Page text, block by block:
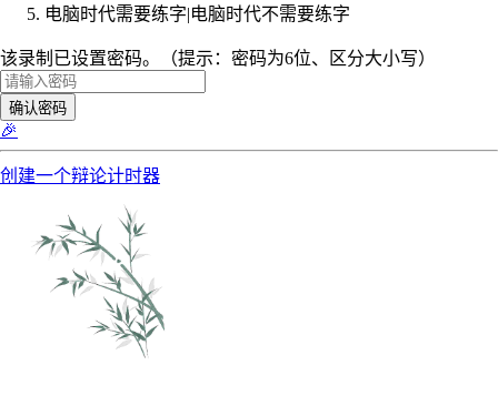
电脑时代需要练字|电脑时代不需要练字
该录制已设置密码。（提示：密码为6位、区分大小写）
确认密码
🎉
创建一个辩论计时器